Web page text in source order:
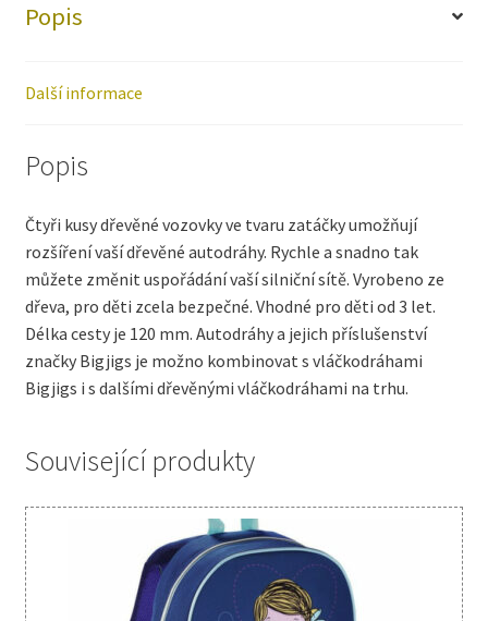
Popis
Další informace
Popis
Čtyři kusy dřevěné vozovky ve tvaru zatáčky umožňují
rozšíření vaší dřevěné autodráhy. Rychle a snadno tak
můžete změnit uspořádání vaší silniční sítě. Vyrobeno ze
dřeva, pro děti zcela bezpečné. Vhodné pro děti od 3 let.
Délka cesty je 120 mm. Autodráhy a jejich příslušenství
značky Bigjigs je možno kombinovat s vláčkodráhami
Bigjigs i s dalšími dřevěnými vláčkodráhami na trhu.
Související produkty